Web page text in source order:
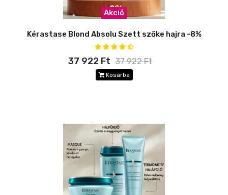
Akció
Kérastase Blond Absolu Szett szőke hajra -8%
37 922 Ft 37 922 Ft
Kosárba